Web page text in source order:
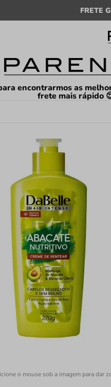
FRETE
encontrarmos as
frete mais rápido
Perfume Masculino
o mouse sob a imagem para dar